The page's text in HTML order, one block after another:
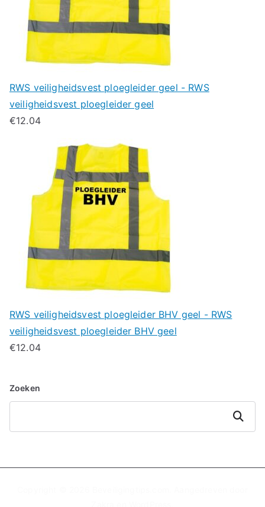
RWS veiligheidsvest ploegleider geel - RWS
veiligheidsvest ploegleider geel
€12.04
RWS veiligheidsvest ploegleider BHV geel - RWS
veiligheidsvest ploegleider BHV geel
€12.04
Zoeken
Zoeken